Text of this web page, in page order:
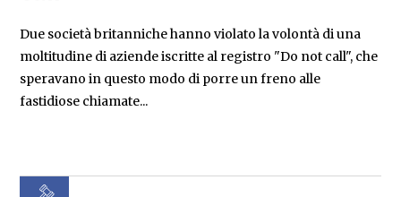
Due società britanniche hanno violato la volontà di una
moltitudine di aziende iscritte al registro "Do not call", che
speravano in questo modo di porre un freno alle
fastidiose chiamate...